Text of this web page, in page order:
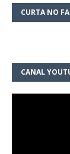
CURTA NO
CANAL